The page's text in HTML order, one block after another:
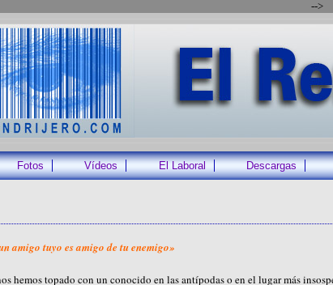
-->
Fotos Vídeos El Laboral Descargas
amigo tuyo es amigo de tu enemigo»
hemos topado con un conocido en las antípodas o en el lugar más